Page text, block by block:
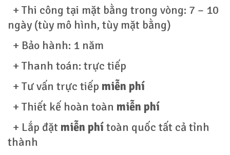
+ Thi công tại mặt bằng trong vòng: 7 – 10
ngày (tùy mô hình, tùy mặt bằng)
+ Bảo hành: 1 năm
+ Thanh toán: trực tiếp
+ Tư vấn trực tiếp miễn phí
+ Thiết kế hoàn toàn miễn phí
+ Lắp đặt miễn phítoàn quốc tất cả tỉnh
thành